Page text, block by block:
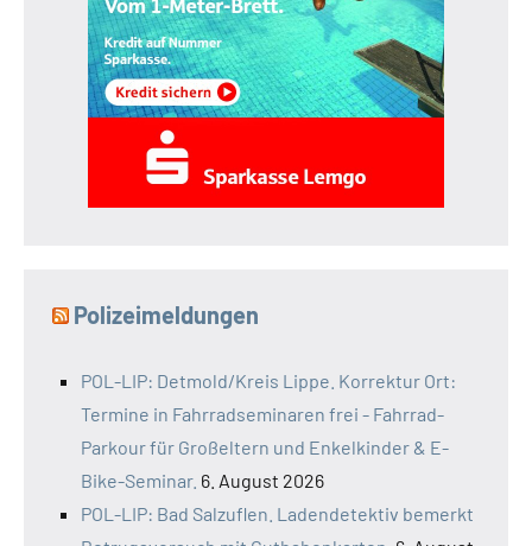
Polizeimeldungen
POL-LIP: Detmold/Kreis Lippe. Korrektur Ort:
Termine in Fahrradseminaren frei - Fahrrad-
Parkour für Großeltern und Enkelkinder & E-
Bike-Seminar. 6. August 2026
POL-LIP: Bad Salzuflen. Ladendetektiv bemerkt